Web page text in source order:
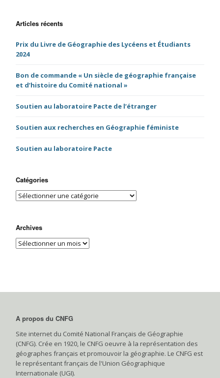
Articles récents
Prix du Livre de Géographie des Lycéens et Étudiants
2024
Bon de commande « Un siècle de géographie française
et d’histoire du Comité national »
Soutien au laboratoire Pacte de l’étranger
Soutien aux recherches en Géographie féministe
Soutien au laboratoire Pacte
Catégories
Archives
A propos du CNFG
Site internet du Comité National Français de Géographie
(CNFG). Crée en 1920, le CNFG oeuvre à la représentation des
géographes français et promouvoir la géographie. Le CNFG est
le représentant français de l'Union Géographique
Internationale (UGI).